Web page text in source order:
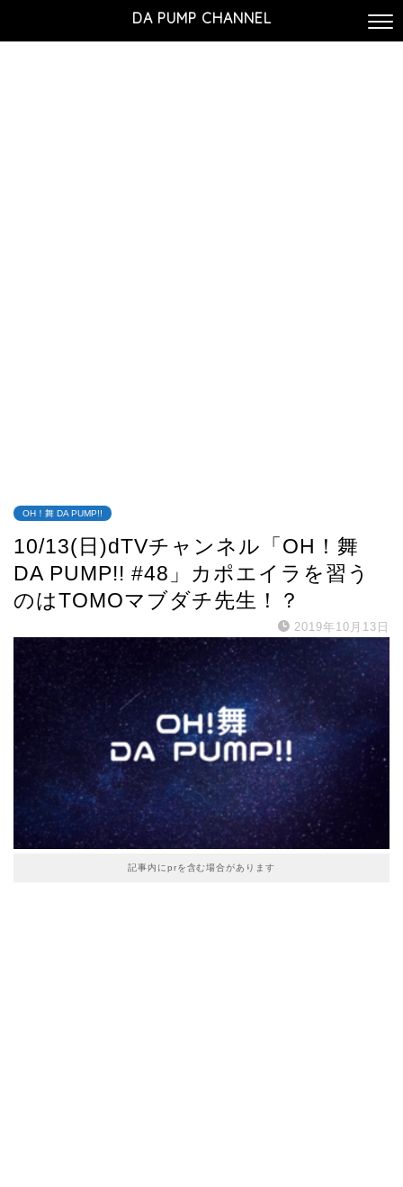
DA PUMP CHANNEL
OH！舞 DA PUMP!!
10/13(日)dTVチャンネル「OH！舞
DA PUMP!! #48」カポエイラを習う
のはTOMOマブダチ先生！？
2019年10月13日
記事内にprを含む場合があります